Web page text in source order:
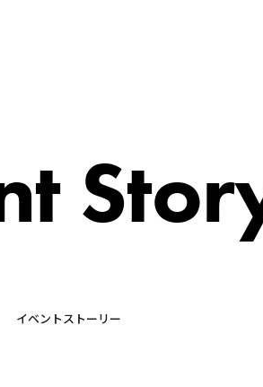
イベントストーリー